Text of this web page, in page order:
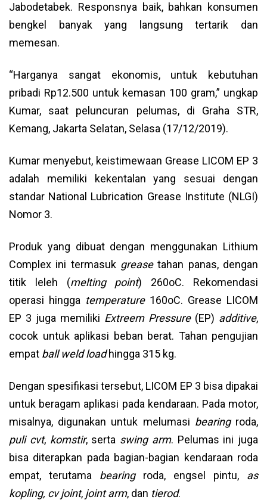
Jabodetabek. Responsnya baik, bahkan konsumen
bengkel banyak yang langsung tertarik dan
memesan.
“Harganya sangat ekonomis, untuk kebutuhan
pribadi Rp12.500 untuk kemasan 100 gram,” ungkap
Kumar, saat peluncuran pelumas, di Graha STR,
Kemang, Jakarta Selatan, Selasa (17/12/2019).
Kumar menyebut, keistimewaan Grease LICOM EP 3
adalah memiliki kekentalan yang sesuai dengan
standar National Lubrication Grease Institute (NLGI)
Nomor 3.
Produk yang dibuat dengan menggunakan Lithium
Complex ini termasuk greasetahan panas, dengan
titik leleh (melting point) 260oC. Rekomendasi
operasi hingga temperature160oC. Grease LICOM
EP 3 juga memiliki Extreem Pressure(EP) additive,
cocok untuk aplikasi beban berat. Tahan pengujian
empat ball weld loadhingga 315 kg.
Dengan spesifikasi tersebut, LICOM EP 3 bisa dipakai
untuk beragam aplikasi pada kendaraan. Pada motor,
misalnya, digunakan untuk melumasi bearingroda,
puli cvt, komstir, serta swing arm. Pelumas ini juga
bisa diterapkan pada bagian-bagian kendaraan roda
empat, terutama bearingroda, engsel pintu, as
kopling, cv joint, joint arm, dan tierod.